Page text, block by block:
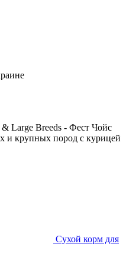
Large Breeds - Фест Чойс
и крупных пород с курицей
Сухой корм для